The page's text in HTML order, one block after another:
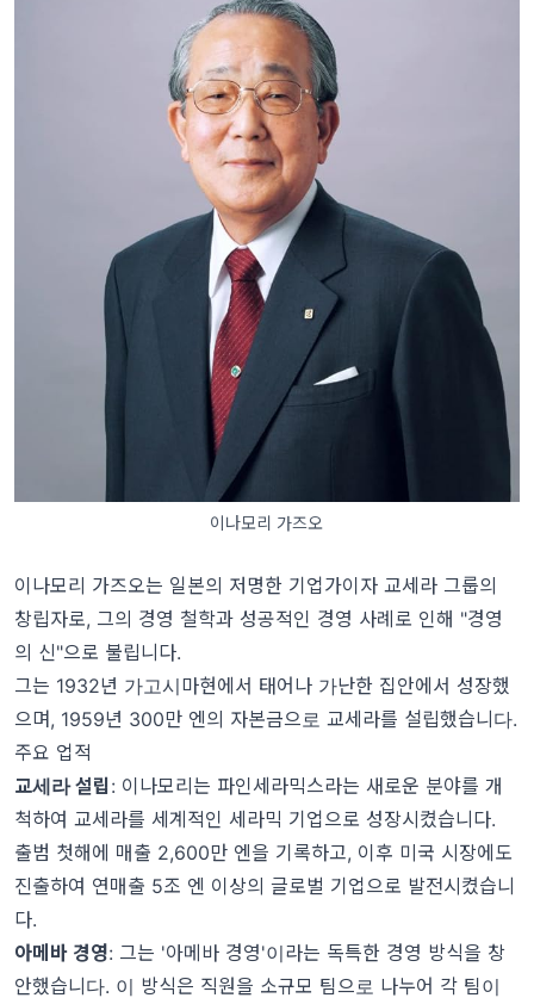
이나모리 가즈오
이나모리 가즈오는 일본의 저명한 기업가이자 교세라 그룹의
창립자로, 그의 경영 철학과 성공적인 경영 사례로 인해 "경영
의 신"으로 불립니다.
그는 1932년 가고시마현에서 태어나 가난한 집안에서 성장했
으며, 1959년 300만 엔의 자본금으로 교세라를 설립했습니다.
주요 업적
교세라 설립 : 이나모리는 파인세라믹스라는 새로운 분야를 개
척하여 교세라를 세계적인 세라믹 기업으로 성장시켰습니다.
출범 첫해에 매출 2,600만 엔을 기록하고, 이후 미국 시장에도
진출하여 연매출 5조 엔 이상의 글로벌 기업으로 발전시켰습니
다.
아메바 경영: 그는 '아메바 경영'이라는 독특한 경영 방식을 창
안했습니다. 이 방식은 직원을 소규모 팀으로 나누어 각 팀이